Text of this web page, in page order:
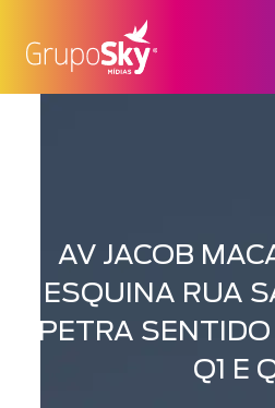
AV JACOB
ESQUINA RUA
PETRA
Q1 E